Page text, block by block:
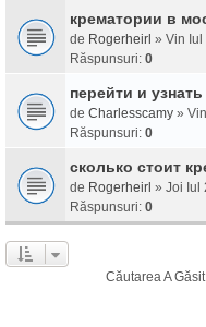
крематории в
de Rogerheirl » Vin Iul
Răspunsuri: 0
перейти и
de Charlesscamy »
Răspunsuri: 0
сколько стоит
de Rogerheirl » Joi Iul
Răspunsuri: 0
Căutarea A